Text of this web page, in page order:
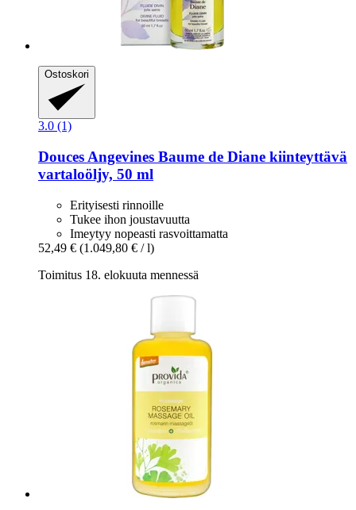
Ostoskori
3.0 (1)
Douces Angevines Baume de Diane kiinteyttävä
vartaloöljy, 50 ml
Erityisesti rinnoille
Tukee ihon joustavuutta
Imeytyy nopeasti rasvoittamatta
52,49 € (1.049,80 € / l)
Toimitus 18. elokuuta mennessä